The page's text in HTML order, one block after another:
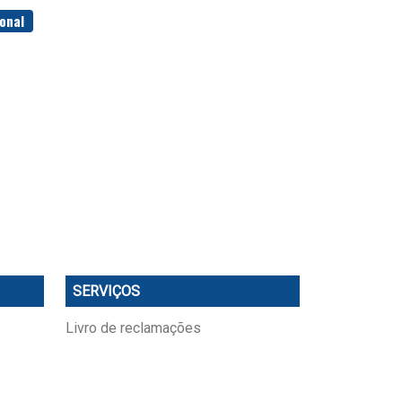
SERVIÇOS
Livro de reclamações